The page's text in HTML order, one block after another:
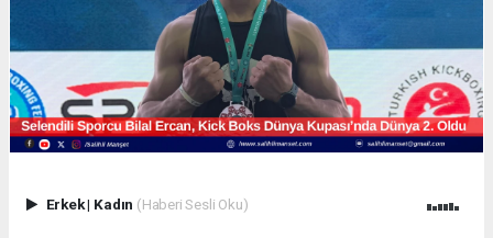
Erkek| Kadın (Haberi Sesli Oku)